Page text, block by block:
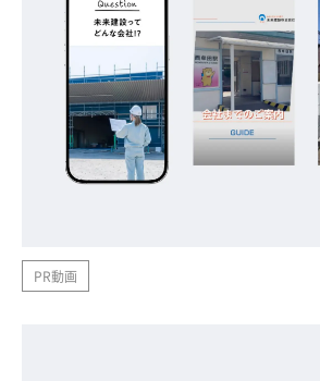
PR動画